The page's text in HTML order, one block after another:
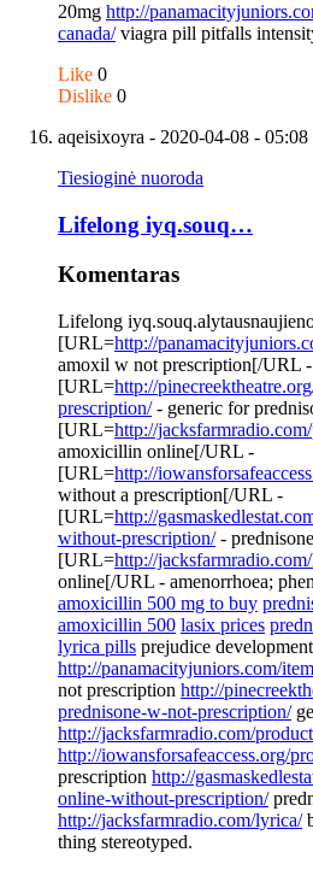
20mg http://
canada/viagra pill pitfalls
Like 0
Dislike 0
aqeisixoyra - 2020-04-08 - 05:08
Tiesioginė nuoroda
Lifelong iyq.souq…
Komentaras
Lifelong
[URL=http://
amoxil w not prescription[/URL -
[URL=http://
prescription/- generic for
[URL=http://
amoxicillin online[/URL -
[URL=http://
without a prescription[/URL -
[URL=http://
without-prescription/-
[URL=http://
online[/URL - amenorrhoea;
amoxicillin 500 mg to buy
amoxicillin 500 lasix prices
lyrica pills prejudice
http://panamacityjuniors.com/
not prescription http://
prednisone-w-not-prescription/
http://jacksfarmradio.com/
http://iowansforsafeaccess.org/
prescription http://
online-without-prescription/
http://jacksfarmradio.com/lyrica/
thing stereotyped.